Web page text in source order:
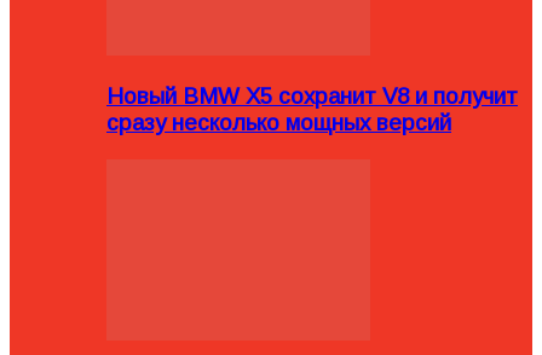
Новый BMW X5 сохранит V8 и получит
сразу несколько мощных версий